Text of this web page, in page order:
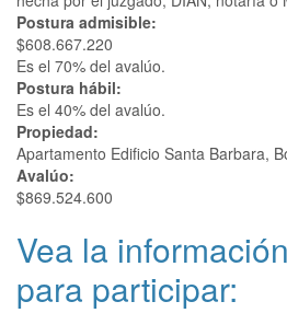
Postura admisible:
$608.667.220
Es el 70% del avalúo.
Postura hábil:
Es el 40% del avalúo.
Propiedad:
Apartamento Edificio Santa Barbara,
Avalúo:
$869.524.600
Vea la
para participar: